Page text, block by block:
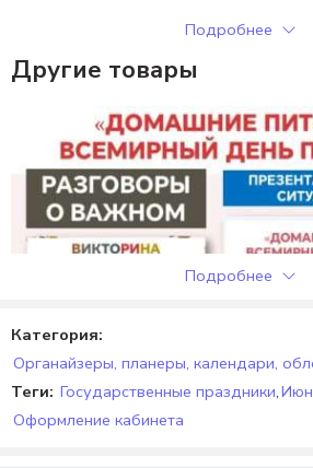
Только зарегистрированные клиенты,
могут публиковать отзывы.
Отзывов пока нет.
Подробнее
Другие товары
Подробнее
Категория:
Органайзеры, планеры, календари,
Теги: Государственные праздники,
Оформление кабинета